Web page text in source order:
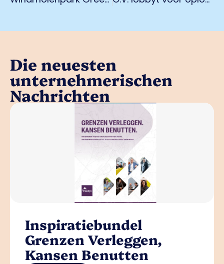
Die neuesten
unternehmerischen
Nachrichten
Inspiratiebundel
Grenzen Verleggen,
Kansen Benutten